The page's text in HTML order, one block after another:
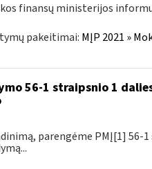
finansų ministerijos
pakeitimai: MĮP 2021 »
56-1 straipsnio 1
parengėme PMĮ[1] 56-